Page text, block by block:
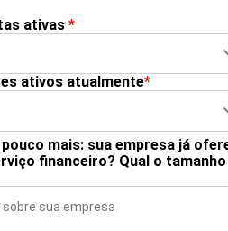
ativas *
ativos atualmente*
mais: sua empresa já
financeiro? Qual o